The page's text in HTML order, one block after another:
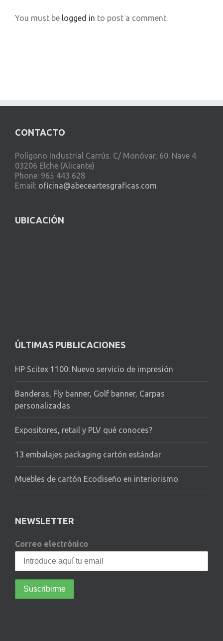
You must be logged in to post a comment.
CONTACTO
Polígono Industrial Carrús. C/ Monóvar, 60. Nave 4.
03206 Elche (Alicante)
Phone: 965 443 628
Email: oficina@abeceartesgraficas.com
UBICACIÓN
ÚLTIMAS PUBLICACIONES
HP Scitex 1100: Nuevo servicio de impresión
Banderas, Fly banner, Golf banner, Carpas
personalizadas
Expositores, retail y PLV qué conoces?
13 embalajes packaging cartón estándar
Muebles de cartón Ecodiseño en interiorismo
NEWSLETTER
Correo electrónico